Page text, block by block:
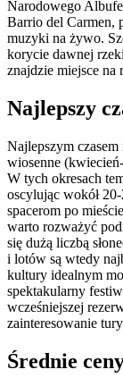
Narodowego
Barrio del Carmen,
muzyki na żywo.
korycie dawnej
znajdzie miejsce na
Najlepszy
Najlepszym
wiosenne
W tych okresach
oscylując wokół
spacerom po
warto rozważyć
się dużą liczbą
i lotów są wtedy
kultury idealnym
spektakularny
wcześniejszej
zainteresowanie
Średnie